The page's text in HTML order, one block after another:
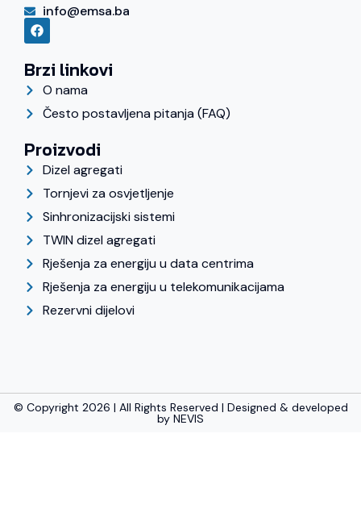
info@emsa.ba
Brzi linkovi
O nama
Često postavljena pitanja (FAQ)
Proizvodi
Dizel agregati
Tornjevi za osvjetljenje
Sinhronizacijski sistemi
TWIN dizel agregati
Rješenja za energiju u data centrima
Rješenja za energiju u telekomunikacijama
Rezervni dijelovi
© Copyright 2026 | All Rights Reserved | Designed & developed
by NEVIS